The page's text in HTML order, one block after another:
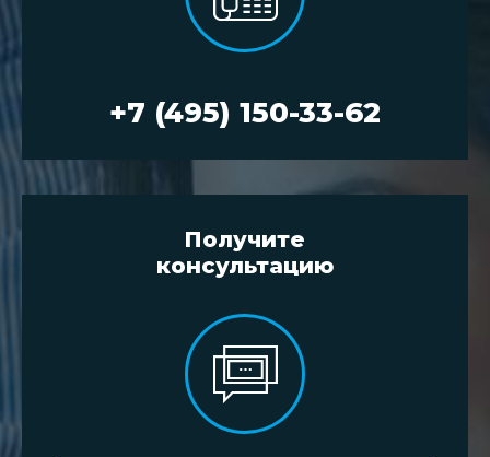
+7 (495) 150-33-62
Получите
консультацию